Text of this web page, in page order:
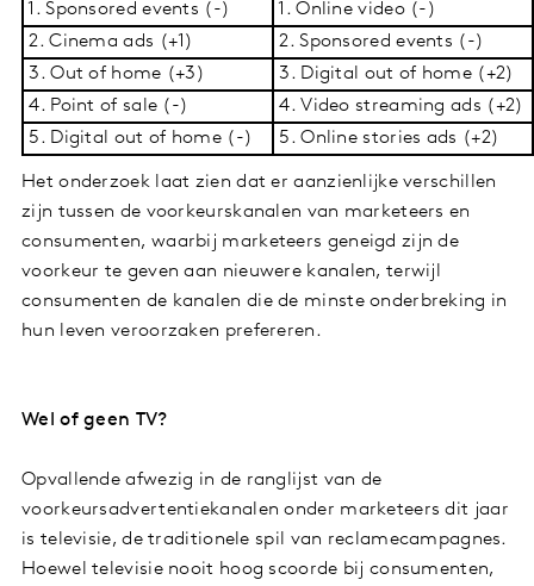
1. Sponsored events (-)
1. Online video (-)
2. Cinema ads (+1)
2. Sponsored events (-)
3. Out of home (+3)
3. Digital out of home (+2)
4. Point of sale (-)
4. Video streaming ads (+2)
5. Digital out of home (-)
5. Online stories ads (+2)
Het onderzoek laat zien dat er aanzienlijke verschillen
zijn tussen de voorkeurskanalen van marketeers en
consumenten, waarbij marketeers geneigd zijn de
voorkeur te geven aan nieuwere kanalen, terwijl
consumenten de kanalen die de minste onderbreking in
hun leven veroorzaken prefereren.
Wel of geen TV?
Opvallende afwezig in de ranglijst van de
voorkeursadvertentiekanalen onder marketeers dit jaar
is televisie, de traditionele spil van reclamecampagnes.
Hoewel televisie nooit hoog scoorde bij consumenten,